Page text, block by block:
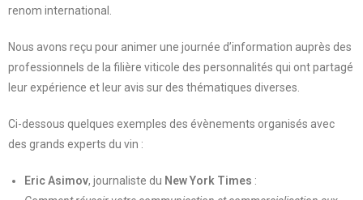
renom international.
Nous avons reçu pour animer une journée d’information auprès des
professionnels de la filière viticole des personnalités qui ont partagé
leur expérience et leur avis sur des thématiques diverses.
Ci-dessous quelques exemples des évènements organisés avec
des grands experts du vin :
Eric Asimov, journaliste du New York Times :